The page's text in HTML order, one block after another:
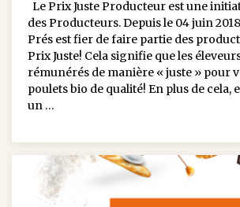
Le Prix Juste Producteur est une
des Producteurs. Depuis le 04 juin
Prés est fier de faire partie des
Prix Juste! Cela signifie que les
rémunérés de manière « juste » pour
poulets bio de qualité! En plus de cela,
un …